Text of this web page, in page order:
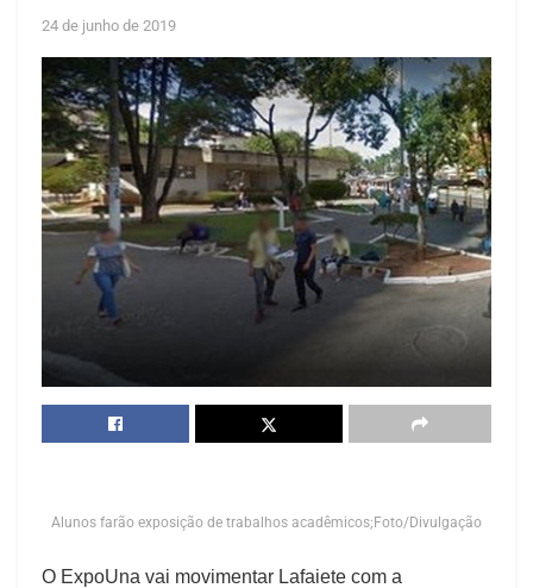
24 de junho de 2019
Alunos farão exposição de trabalhos acadêmicos;Foto/Divulgação
O ExpoUna vai movimentar Lafaiete com a